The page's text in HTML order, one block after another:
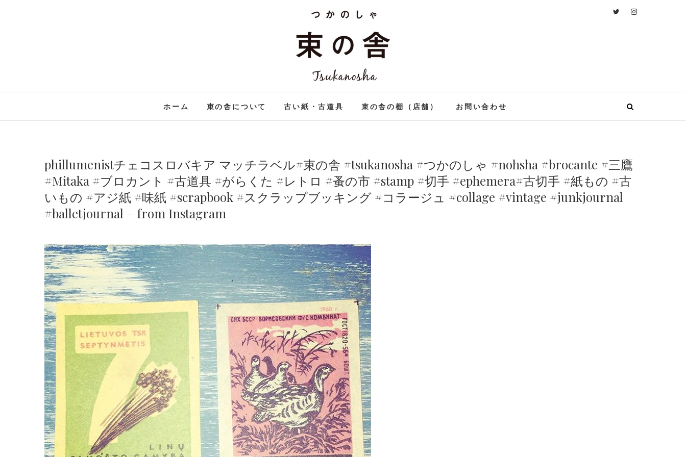
束の舎 | つかのしゃ tsukanosha
ホーム 束の舎について 古い紙・古道具 束の舎の棚（店舗） お問い合わせ
phillumenistチェコスロバキア マッチラベル#束の舎 #tsukanosha #つかのしゃ #nohsha #brocante #三鷹
#Mitaka #ブロカント #古道具 #がらくた #レトロ #蚤の市 #stamp #切手 #ephemera#古切手 #紙もの #古
いもの #アジ紙 #味紙 #scrapbook #スクラップブッキング #コラージュ #collage #vintage #junkjournal
#balletjournal – from Instagram